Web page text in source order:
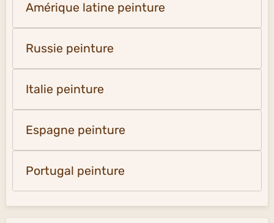
Amérique latine peinture
Russie peinture
Italie peinture
Espagne peinture
Portugal peinture